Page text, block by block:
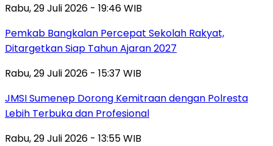
Rabu, 29 Juli 2026 - 19:46 WIB
Pemkab Bangkalan Percepat Sekolah Rakyat,
Ditargetkan Siap Tahun Ajaran 2027
Rabu, 29 Juli 2026 - 15:37 WIB
JMSI Sumenep Dorong Kemitraan dengan Polresta
Lebih Terbuka dan Profesional
Rabu, 29 Juli 2026 - 13:55 WIB